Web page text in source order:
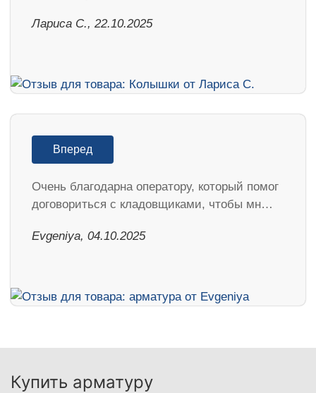
Лариса С., 22.10.2025
Вперед
Очень благодарна оператору, который помог
договориться с кладовщиками, чтобы мн…
Evgeniya, 04.10.2025
Купить арматуру